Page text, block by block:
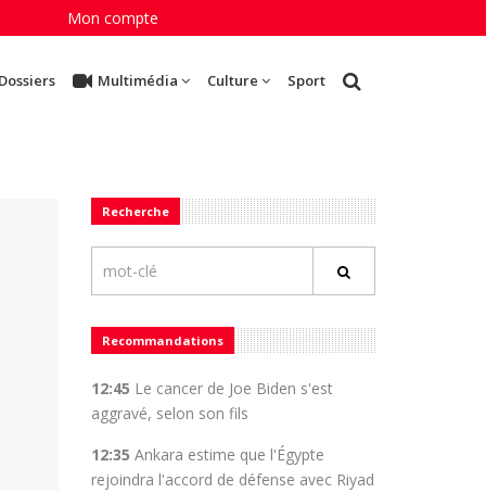
Mon compte
Multimédia Culture Sport
Recherche
Recommandations
12:45 Le cancer de Joe Biden s'est
aggravé, selon son fils
12:35 Ankara estime que l'Égypte
rejoindra l'accord de défense avec Riyad